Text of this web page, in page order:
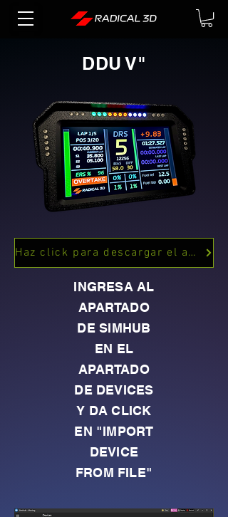
DDU V"
Haz click para descargar el archivo .shdevice (17 LEDS)
INGRESA AL
APARTADO
DE SIMHUB
EN EL
APARTADO
DE DEVICES
Y DA CLICK
EN "IMPORT
DEVICE
FROM FILE"